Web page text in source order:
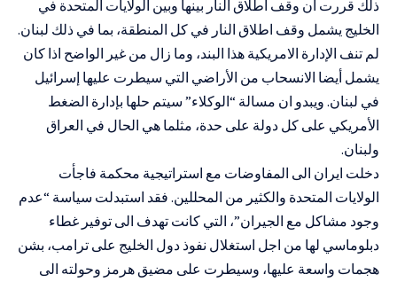
ذلك قررت ان وقف اطلاق النار بينها وبين الولايات المتحدة في
الخليج يشمل وقف اطلاق النار في كل المنطقة، بما في ذلك لبنان.
لم تنف الإدارة الامريكية هذا البند، وما زال من غير الواضح اذا كان
يشمل أيضا الانسحاب من الأراضي التي سيطرت عليها إسرائيل
في لبنان. ويبدو ان مسالة “الوكلاء” سيتم حلها بإدارة الضغط
الأمريكي على كل دولة على حدة، مثلما هي الحال في العراق
ولبنان.
دخلت ايران الى المفاوضات مع استراتيجية محكمة فاجأت
الولايات المتحدة والكثير من المحللين. فقد استبدلت سياسة “عدم
وجود مشاكل مع الجيران”، التي كانت تهدف الى توفير غطاء
دبلوماسي لها من اجل استغلال نفوذ دول الخليج على ترامب، بشن
هجمات واسعة عليها، وسيطرت على مضيق هرمز وحولته الى